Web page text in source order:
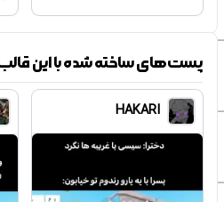
پست‌های ساخته شده با این
HAKARI